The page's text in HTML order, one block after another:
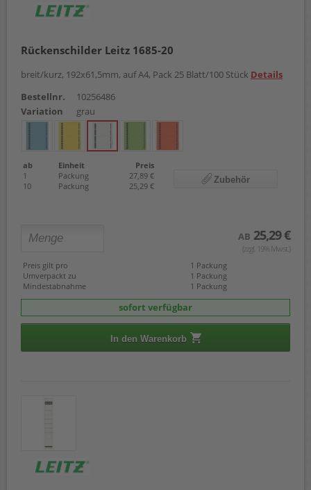
Rückenschilder Leitz 1685-20
breit/kurz, 192x61,5mm, auf A4, Pack 25 Blatt/100 Stück Details
Bestellnr.
10256486
Variation
grau
ab Einheit
Preis
1
Packung
27,89 €
10
Packung 25,29 €
Zubehör
AB 25,29 €
(zzgl. 19% Mwst.)
Preis gilt pro
1 Packung
Umverpackt zu
1 Packung
Mindestabnahme
1 Packung
sofort verfügbar
In den Warenkorb